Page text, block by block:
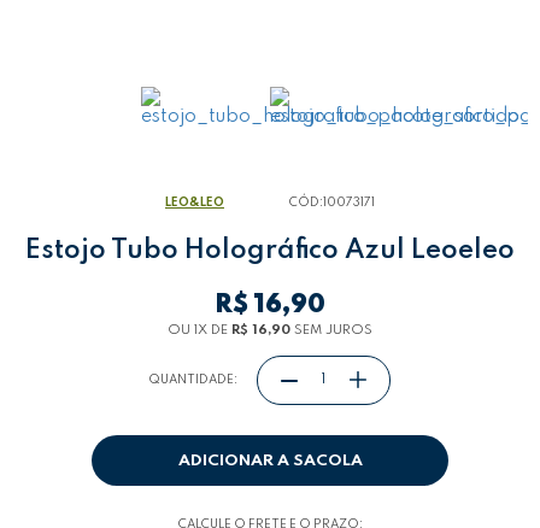
LEO&LEO CÓD: 10073171
Estojo Tubo Holográfico Azul Leoeleo
R$ 16,90
OU 1X DE R$ 16,90 SEM JUROS
QUANTIDADE:
ADICIONAR A SACOLA
CALCULE O FRETE E O PRAZO: